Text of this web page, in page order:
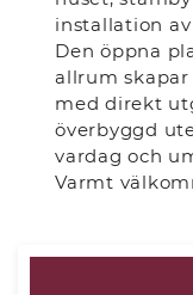
installation
Den öppna
allrum skapar
med direkt
överbyggd
vardag och
Varmt